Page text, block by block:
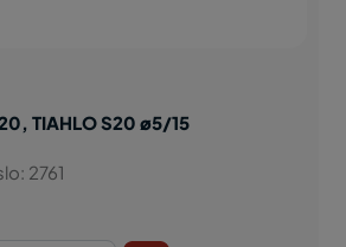
TIAHLO S20 ø5/15
2761